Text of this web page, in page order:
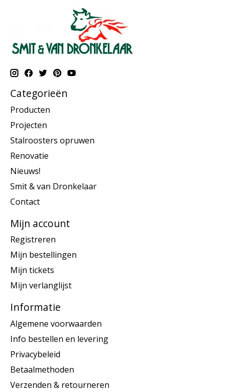
Categorieën
Producten
Projecten
Stalroosters opruwen
Renovatie
Nieuws!
Smit & van Dronkelaar
Contact
Mijn account
Registreren
Mijn bestellingen
Mijn tickets
Mijn verlanglijst
Informatie
Algemene voorwaarden
Info bestellen en levering
Privacybeleid
Betaalmethoden
Verzenden & retourneren